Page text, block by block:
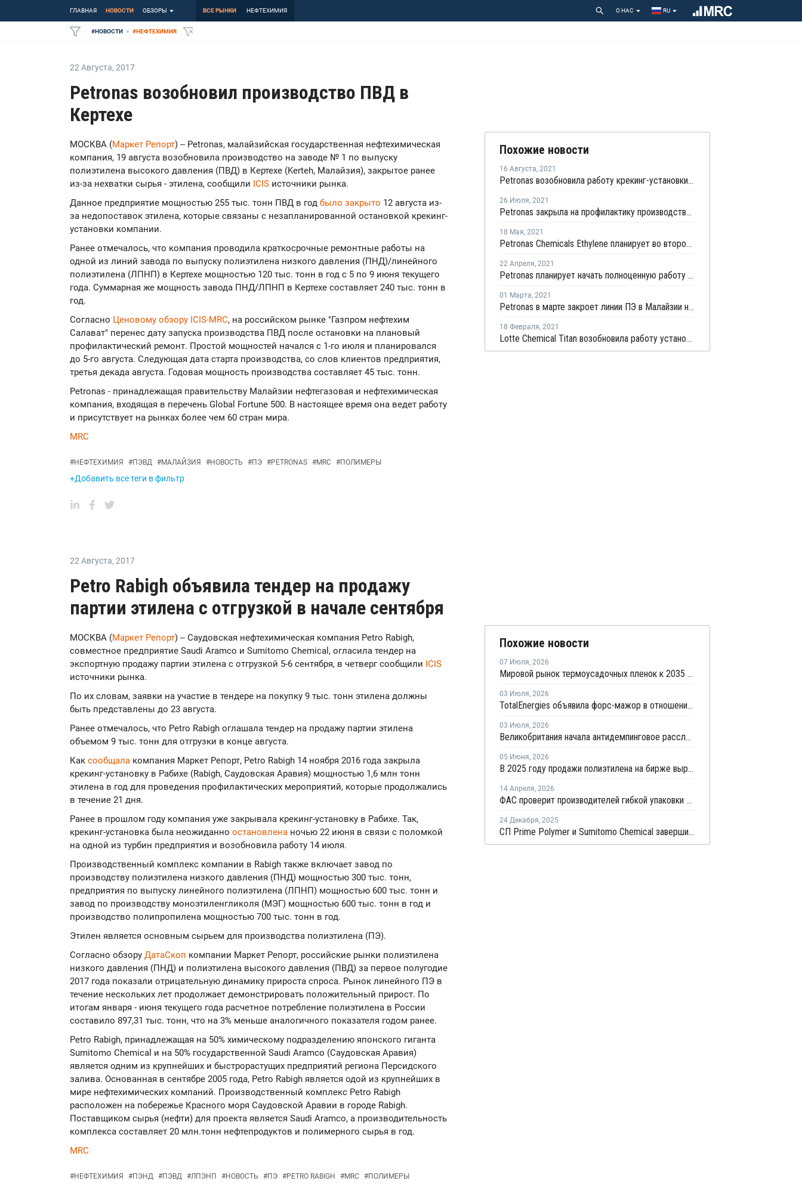
ГЛАВНАЯ НОВОСТИ ОБЗОРЫ ВСЕ РЫНКИ НЕФТЕХИМИЯ О НАС RU
#НОВОСТИ #НЕФТЕХИМИЯ
22 Августа, 2017
Petronas возобновил производство ПВД в
Кертехе
МОСКВА (Маркет Репорт) -- Petronas, малайзийская государственная нефтехимическая
компания, 19 августа возобновила производство на заводе № 1 по выпуску
полиэтилена высокого давления (ПВД) в Кертехе (Kerteh, Малайзия), закрытое ранее
из-за нехватки сырья - этилена, сообщили ICIS источники рынка.
Данное предприятие мощностью 255 тыс. тонн ПВД в год было закрыто 12 августа из-
за недопоставок этилена, которые связаны с незапланированной остановкой крекинг-
установки компании.
Ранее отмечалось, что компания проводила краткосрочные ремонтные работы на
одной из линий завода по выпуску полиэтилена низкого давления (ПНД)/линейного
полиэтилена (ЛПНП) в Кертехе мощностью 120 тыс. тонн в год с 5 по 9 июня текущего
года. Суммарная же мощность завода ПНД/ЛПНП в Кертехе составляет 240 тыс. тонн в
год.
Согласно Ценовому обзору ICIS-MRC, на российском рынке "Газпром нефтехим
Салават" перенес дату запуска производства ПВД после остановки на плановый
профилактический ремонт. Простой мощностей начался с 1-го июля и планировался
до 5-го августа. Следующая дата старта производства, со слов клиентов предприятия,
третья декада августа. Годовая мощность производства составляет 45 тыс. тонн.
Petronas - принадлежащая правительству Малайзии нефтегазовая и нефтехимическая
компания, входящая в перечень Global Fortune 500. В настоящее время она ведет работу
и присутствует на рынках более чем 60 стран мира.
MRC
#НЕФТЕХИМИЯ #ПЭВД #МАЛАЙЗИЯ #НОВОСТЬ #ПЭ #PETRONAS #MRC #ПОЛИМЕРЫ
+Добавить все теги в фильтр
Похожие новости
16 Августа, 2021
Petronas возобновила работу крекинг-установки в Малайзии
26 Июля, 2021
Petronas закрыла на профилактику производство ЛПНП/ПНД в Малайзии
18 Мая, 2021
Petronas Chemicals Ethylene планирует во второй половине июня закрыть крекинг-установку №2 на ремонт
22 Апреля, 2021
Petronas планирует начать полноценную работу в Джохоре во второй половине текущего года
01 Марта, 2021
Petronas в марте закроет линии ПЭ в Малайзии на профилактику
18 Февраля, 2021
Lotte Chemical Titan возобновила работу установки каткрекинга № 2 в Малайзии
22 Августа, 2017
Petro Rabigh объявила тендер на продажу
партии этилена с отгрузкой в начале сентября
МОСКВА (Маркет Репорт) -- Саудовская нефтехимическая компания Petro Rabigh,
совместное предприятие Saudi Aramco и Sumitomo Chemical, огласила тендер на
экспортную продажу партии этилена с отгрузкой 5-6 сентября, в четверг сообщили ICIS
источники рынка.
По их словам, заявки на участие в тендере на покупку 9 тыс. тонн этилена должны
быть представлены до 23 августа.
Ранее отмечалось, что Petro Rabigh оглашала тендер на продажу партии этилена
объемом 9 тыс. тонн для отгрузки в конце августа.
Как сообщала компания Маркет Репорт, Petro Rabigh 14 ноября 2016 года закрыла
крекинг-установку в Рабихе (Rabigh, Саудовская Аравия) мощностью 1,6 млн тонн
этилена в год для проведения профилактических мероприятий, которые продолжались
в течение 21 дня.
Ранее в прошлом году компания уже закрывала крекинг-установку в Рабихе. Так,
крекинг-установка была неожиданно остановлена ночью 22 июня в связи с поломкой
на одной из турбин предприятия и возобновила работу 14 июля.
Производственный комплекс компании в Rabigh также включает завод по
производству полиэтилена низкого давления (ПНД) мощностью 300 тыс. тонн,
предприятия по выпуску линейного полиэтилена (ЛПНП) мощностью 600 тыс. тонн и
завод по производству моноэтиленгликоля (МЭГ) мощностью 600 тыс. тонн в год и
производство полипропилена мощностью 700 тыс. тонн в год.
Этилен является основным сырьем для производства полиэтилена (ПЭ).
Согласно обзору ДатаСкоп компании Маркет Репорт, российские рынки полиэтилена
низкого давления (ПНД) и полиэтилена высокого давления (ПВД) за первое полугодие
2017 года показали отрицательную динамику прироста спроса. Рынок линейного ПЭ в
течение нескольких лет продолжает демонстрировать положительный прирост. По
итогам января - июня текущего года расчетное потребление полиэтилена в России
составило 897,31 тыс. тонн, что на 3% меньше аналогичного показателя годом ранее.
Petro Rabigh, принадлежащая на 50% химическому подразделению японского гиганта
Sumitomo Chemical и на 50% государственной Saudi Aramco (Саудовская Аравия)
является одним из крупнейших и быстрорастущих предприятий региона Персидского
залива. Основанная в сентябре 2005 года, Petro Rabigh является одой из крупнейших в
мире нефтехимических компаний. Производственный комплекс Petro Rabigh
расположен на побережье Красного моря Саудовской Аравии в городе Rabigh.
Поставщиком сырья (нефти) для проекта является Saudi Aramco, а производительность
комплекса составляет 20 млн.тонн нефтепродуктов и полимерного сырья в год.
MRC
#НЕФТЕХИМИЯ #ПЭНД #ПЭВД #ЛПЭНП #НОВОСТЬ #ПЭ #PETRO RABIGH #MRC #ПОЛИМЕРЫ
Похожие новости
07 Июля, 2026
Мировой рынок термоусадочных пленок к 2035 году может вырасти на 70%
03 Июля, 2026
TotalEnergies объявила форс-мажор в отношении поставок металлоценового ПЭ в Бельгии
03 Июля, 2026
Великобритания начала антидемпинговое расследование в отношении импорта ЛПНП из США
05 Июня, 2026
В 2025 году продажи полиэтилена на бирже выросли почти в 13 раз
14 Апреля, 2026
ФАС проверит производителей гибкой упаковки на согласованное повышение цен
24 Декабря, 2025
СП Prime Polymer и Sumitomo Chemical завершили интеграцию бизнеса по производству ПП и ЛПНП в Японии